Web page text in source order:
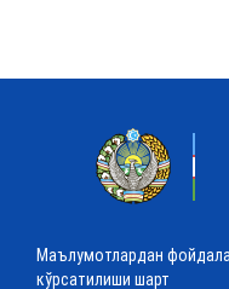
Маълумотлардан
кўрсатилиши шарт